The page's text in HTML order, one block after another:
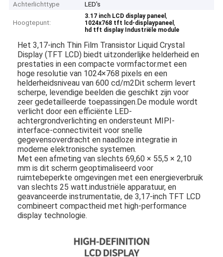
Achterlichttype
LED's
Hoogtepunt:
3.17 inch LCD display paneel,
1024x768 tft lcd-displaypaneel,
hd tft display Industriële module
Het 3,17-inch Thin Film Transistor Liquid Crystal
Display (TFT LCD) biedt uitzonderlijke helderheid en
prestaties in een compacte vormfactor.met een
hoge resolutie van 1024×768 pixels en een
helderheidsniveau van 600 cd/m2Dit scherm levert
scherpe, levendige beelden die geschikt zijn voor
zeer gedetailleerde toepassingen.De module wordt
verlicht door een efficiënte LED-
achtergrondverlichting en ondersteunt MIPI-
interface-connectiviteit voor snelle
gegevensoverdracht en naadloze integratie in
moderne elektronische systemen.
Met een afmeting van slechts 69,60 × 55,5 × 2,10
mm is dit scherm geoptimaliseerd voor
ruimtebeperkte omgevingen met een energieverbruik
van slechts 25 watt.industriële apparatuur, en
geavanceerde instrumentatie, de 3,17-inch TFT LCD
combineert compactheid met high-performance
display technologie.